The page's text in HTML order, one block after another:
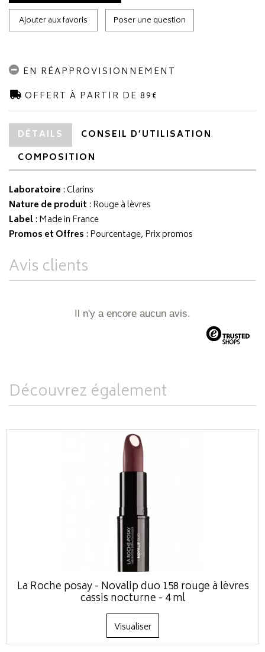
Ajouter aux favoris Poser une question
EN RÉAPPROVISIONNEMENT
OFFERT À PARTIR DE 89€
DÉTAILS
CONSEIL D’UTILISATION
COMPOSITION
Laboratoire :Clarins
Nature de produit : Rouge à lèvres
Label: Made in France
Promos et Offres : Pourcentage, Prix promos
Avis clients
Il n'y a encore aucun avis.
Découvrez également
La Roche posay - Novalip duo 158 rouge à lèvres
cassis nocturne - 4 ml
Visualiser